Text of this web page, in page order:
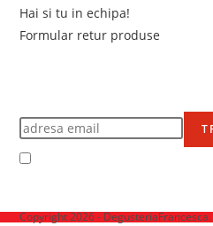
Hai si tu in echipa!
Formular retur produse
Copyright 2026 -